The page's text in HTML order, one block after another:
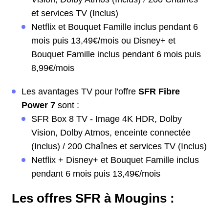
et services TV (Inclus)
Netflix et Bouquet Famille inclus pendant 6
mois puis 13,49€/mois ou Disney+ et
Bouquet Famille inclus pendant 6 mois puis
8,99€/mois
Les avantages TV pour l'offre SFR Fibre
Power 7 sont :
SFR Box 8 TV - Image 4K HDR, Dolby
Vision, Dolby Atmos, enceinte connectée
(Inclus) / 200 Chaînes et services TV (Inclus)
Netflix + Disney+ et Bouquet Famille inclus
pendant 6 mois puis 13,49€/mois
Les offres SFR à Mougins :